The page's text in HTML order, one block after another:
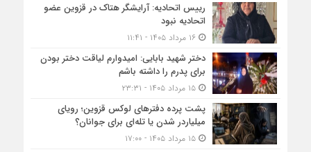
رییس اتحادیه: آرایشگر هتاک در قزوین عضو
اتحادیه نبود
۱۶ مرداد ۱۴۰۵ - ۱۱:۴۱
دختر شهید بابایی: امیدوارم لیاقت دختر بودن
برای پدرم را داشته باشم
۱۵ مرداد ۱۴۰۵ - ۲۳:۳۱
پشت پرده دفترهای لوکس قزوین؛ رویای
میلیاردر شدن یا تله‌ای برای جوانان؟
۱۵ مرداد ۱۴۰۵ - ۱۷:۰۰